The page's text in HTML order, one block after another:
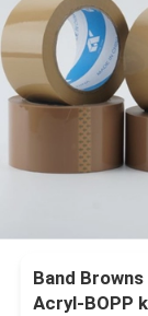
Band
Acryl-BOPP